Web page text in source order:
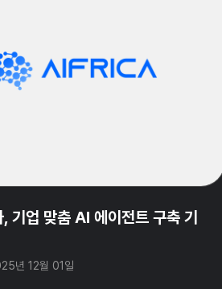
기업 맞춤 AI 에이전트 구축 기
년 12월 01일